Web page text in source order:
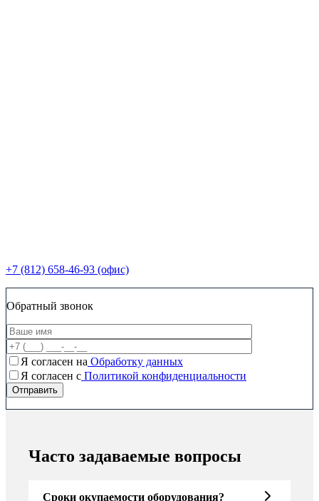
+7 (812) 658-46-93 (офис)
Обратный звонок
Я согласен на Обработку данных
Я согласен c Политикой конфиденциальности
Часто задаваемые вопросы
Сроки окупаемости оборудования?